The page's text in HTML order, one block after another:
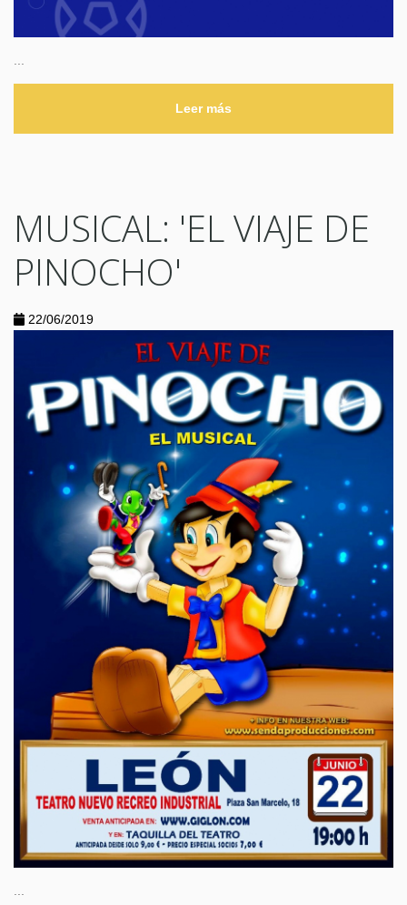
...
Leer más
MUSICAL: 'EL VIAJE DE
PINOCHO'
22/06/2019